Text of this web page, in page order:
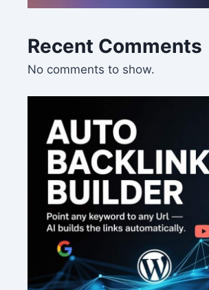
Recent Comments
No comments to show.